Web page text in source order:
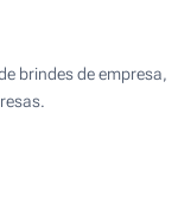
brindes de empresa,